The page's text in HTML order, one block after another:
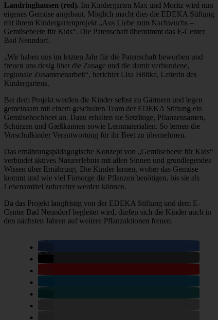
Landringhausen (red). Im Kindergarten Max und Moritz wird nun
eigenes Gemüse angebaut. Möglich macht dies die EDEKA Stiftung
mit ihrem Kindergartenprojekt „Aus Liebe zum Nachwuchs –
Gemüsebeete für Kids“. Die Patenschaft übernimmt das E-Center
Bad Nenndorf.
„Wir haben uns im letzten Jahr für die Patenschaft beworben und
freuen uns riesig über die Zusage und die damit verbundene,
regionale Zusammenarbeit“, berichtet Lisa Höltke, Leiterin des
Kindergartens.
Bei dem Projekt werden die Kinder selbst zu Gärtnern und legen
gemeinsam mit einem geschulten Team der EDEKA Stiftung ein
Gemüsehochbeet an. Dazu erhalten sie Setzlinge, Pflanzensamen,
Schürzen und Gießkannen sowie Lernmaterialien. So lernen die
Vorschulkinder Verantwortung für ihr Beet zu übernehmen.
Das ernährungspädagogische Konzept von „Gemüsebeete für Kids“
verbindet aktives Naturerlebnis mit allen Sinnen und grundlegendes
Wissen über Ernährung. Die Kinder lernen, woher das Gemüse
kommt und wie viel Fürsorge die Pflanzen benötigen, bis sie als
Lebensmittel zubereitet werden können.
Da das Projekt langfristig von der EDEKA Stiftung und dem E-
Center Bad Nenndorf begleitet wird, dürfen sich die Kinder auch in
den nächsten Jahren auf weitere Pflanzaktionen freuen.